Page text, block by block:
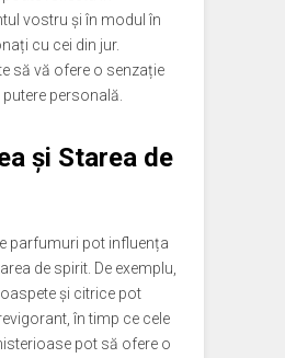
vostru și în modul în
cu cei din jur.
să vă ofere o senzație
personală.
și Starea de
parfumuri pot influența
de spirit. De exemplu,
și citrice pot
în timp ce cele
pot să ofere o